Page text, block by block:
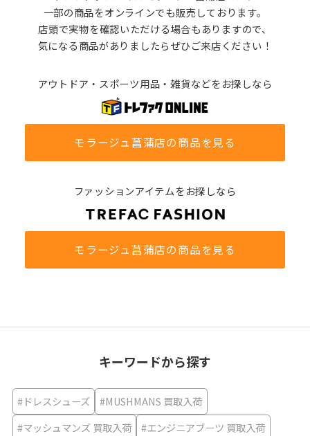
一部の商品をオンラインでも販売しております。
店頭で実物を確認いただける場合もありますので、
気になる商品がありましたらぜひご来店ください！
アウトドア・スポーツ用品・雑貨などをお探しなら
モラージュ菖蒲店の商品を見る
ファッションアイテムをお探しなら
モラージュ菖蒲店の商品を見る
キーワードから探す
#ドレスシューズ
#MUSHMANS 買取入荷
#マッシュマンズ 買取入荷
#エンジニアブーツ 買取入荷